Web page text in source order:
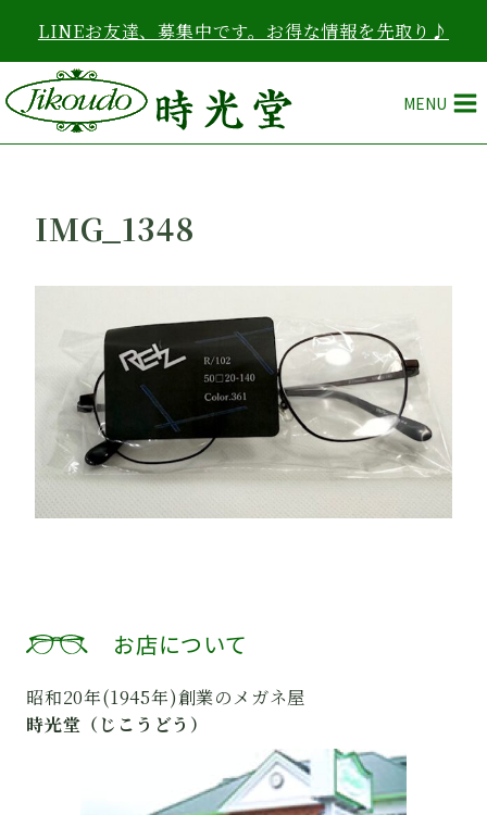
を
ス
キ
ッ
LINEお友達、募集中です。お得な情報を先取り♪
MENU
IMG_1348
お店について
昭和20年(1945年)創業のメガネ屋
時光堂（じこうどう）